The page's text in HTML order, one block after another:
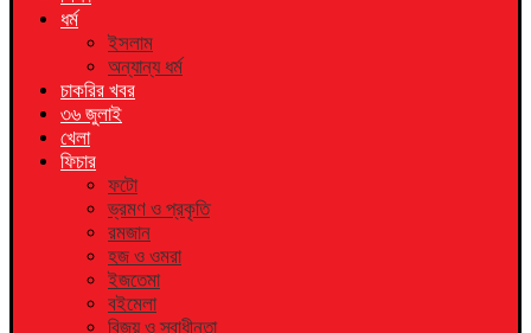
ধর্ম
ইসলাম
অন্যান্য ধর্ম
চাকরির খবর
৩৬ জুলাই
খেলা
ফিচার
ফটো
ভ্রমণ ও প্রকৃতি
রমজান
হজ ও ওমরা
ইজতেমা
বইমেলা
বিজয় ও স্বাধীনতা